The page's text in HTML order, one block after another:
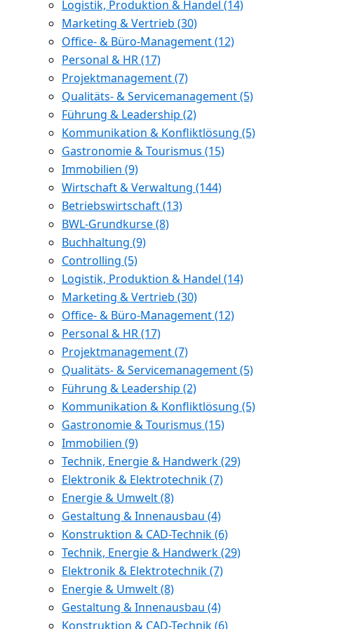
Logistik, Produktion & Handel (14)
Marketing & Vertrieb (30)
Office- & Büro-Management(12)
Personal & HR(17)
Projektmanagement(7)
Qualitäts- & Servicemanagement(5)
Führung & Leadership (2)
Kommunikation & Konfliktlösung (5)
Gastronomie & Tourismus (15)
Immobilien (9)
Wirtschaft & Verwaltung (144)
Betriebswirtschaft(13)
BWL-Grundkurse(8)
Buchhaltung (9)
Controlling (5)
Logistik, Produktion & Handel (14)
Marketing & Vertrieb (30)
Office- & Büro-Management(12)
Personal & HR(17)
Projektmanagement(7)
Qualitäts- & Servicemanagement(5)
Führung & Leadership (2)
Kommunikation & Konfliktlösung (5)
Gastronomie & Tourismus (15)
Immobilien (9)
Technik, Energie & Handwerk(29)
Elektronik & Elektrotechnik(7)
Energie & Umwelt(8)
Gestaltung & Innenausbau (4)
Konstruktion & CAD-Technik(6)
Technik, Energie & Handwerk(29)
Elektronik & Elektrotechnik(7)
Energie & Umwelt(8)
Gestaltung & Innenausbau (4)
Konstruktion & CAD-Technik (6)